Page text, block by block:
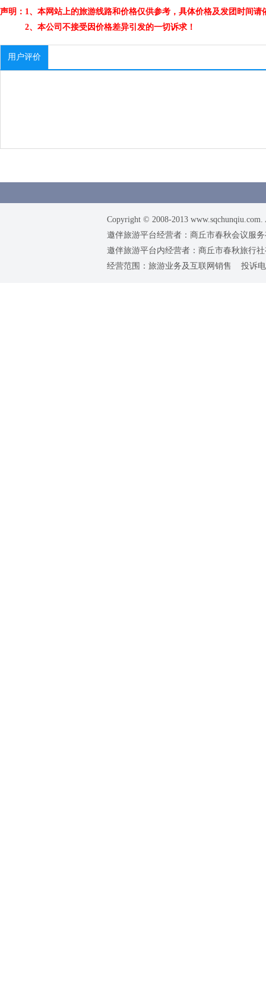
声明：1、本网站上的旅游线路和价格仅供参考，具体价格及发团时间
2、本公司不接受因价格差异引发的一切诉求！
用户评价
Copyright © 2008-2013
邀伴旅游平台经营者：商丘市春秋会议服
邀伴旅游平台内经营者：商丘市春秋旅行
经营范围：旅游业务及互联网销售 投诉